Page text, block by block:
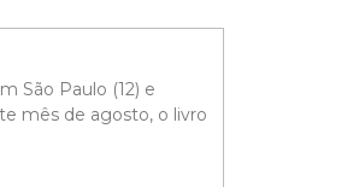
São Paulo (12) e
mês de agosto, o livro